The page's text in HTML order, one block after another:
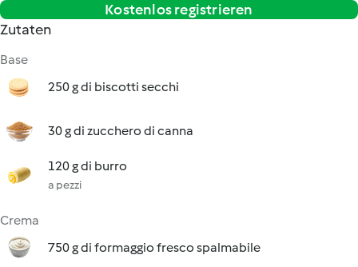
Kostenlos registrieren
Zutaten
Base
250 g di biscotti secchi
30 g di zucchero di canna
120 g di burro
a pezzi
Crema
750 g di formaggio fresco spalmabile